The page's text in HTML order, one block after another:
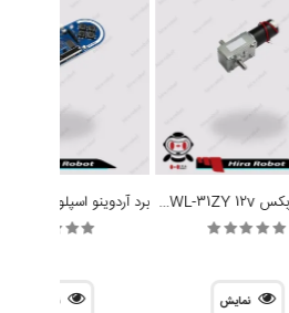
موتور گیربکس ZWL-31ZY 12v دو شفت
نمایش